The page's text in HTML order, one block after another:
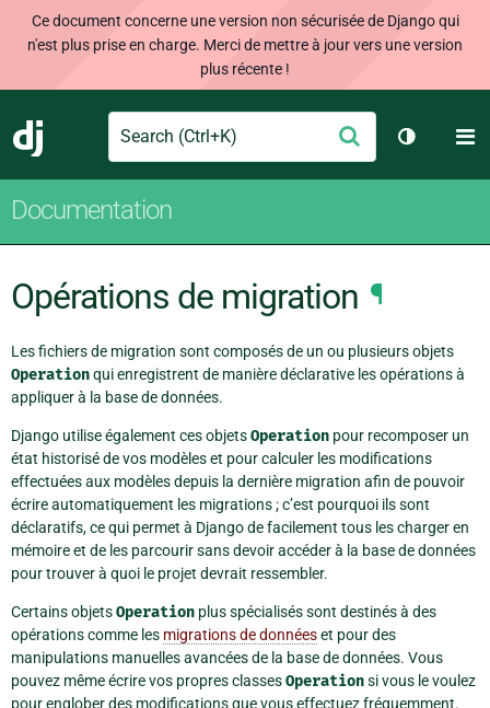
Ce document concerne une version non sécurisée de Django qui
n'est plus prise en charge. Merci de mettre à jour vers une version
plus récente !
Django
Search Envoyer
Changer
Documentation
Opérations de migration ¶
Les fichiers de migration sont composés de un ou plusieurs objets
Operationqui enregistrent de manière déclarative les opérations à
appliquer à la base de données.
Django utilise également ces objetsOperation pour recomposer un
état historisé de vos modèles et pour calculer les modifications
effectuées aux modèles depuis la dernière migration afin de pouvoir
écrire automatiquement les migrations ; c’est pourquoi ils sont
déclaratifs, ce qui permet à Django de facilement tous les charger en
mémoire et de les parcourir sans devoir accéder à la base de données
pour trouver à quoi le projet devrait ressembler.
Certains objetsOperation plus spécialisés sont destinés à des
opérations comme les migrations de donnéeset pour des
manipulations manuelles avancées de la base de données. Vous
pouvez même écrire vos propres classesOperationsi vous le voulez
pour englober des modifications que vous effectuez fréquemment.